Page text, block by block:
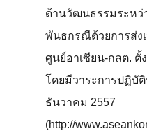
ด้านวัฒนธรรมระหว่
พันธกรณีด้วยการส่ง
ศูนย์อาเซียน-กลต. ตั้
โดยมีวาระการปฏิบั
ธันวาคม 2557
(http://